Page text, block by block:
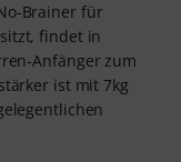
Brainer für
findet in
Anfänger zum
ist mit 7kg